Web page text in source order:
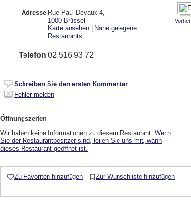
Adresse Rue Paul Devaux 4,
1000 Brüssel
Karte ansehen
Nahe gelegene
Restaurants
Telefon 02 516 93 72
Schreiben Sie den ersten Kommentar
Fehler melden
Öffnungszeiten
Wir haben keine Informationen zu diesem Restaurant. Wenn
Sie der Restaurantbesitzer sind, teilen Sie uns mit, wann
dieses Restaurant geöffnet ist.
Zu Favoriten hinzufügen Zur Wunschliste hinzufügen